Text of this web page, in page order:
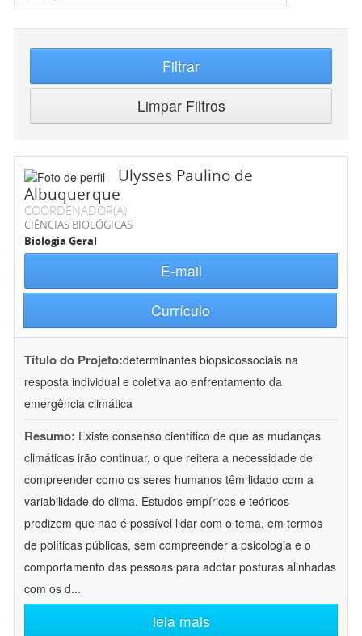
Filtrar
Limpar Filtros
Ulysses Paulino de
Albuquerque
COORDENADOR(A)
CIÊNCIAS BIOLÓGICAS
Biologia Geral
E-mail
Currículo
Título do Projeto:determinantes biopsicossociais na
resposta individual e coletiva ao enfrentamento da
emergência climática
Resumo: Existe consenso científico de que as mudanças
climáticas irão continuar, o que reitera a necessidade de
compreender como os seres humanos têm lidado com a
variabilidade do clima. Estudos empíricos e teóricos
predizem que não é possível lidar com o tema, em termos
de políticas públicas, sem compreender a psicologia e o
comportamento das pessoas para adotar posturas alinhadas
com os d...
leia mais